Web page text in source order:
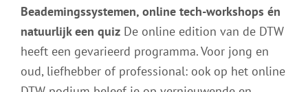
Beademingssystemen, online tech-workshops én
natuurlijk een quiz De online edition van de DTW
heeft een gevarieerd programma. Voor jong en
oud, liefhebber of professional: ook op het online